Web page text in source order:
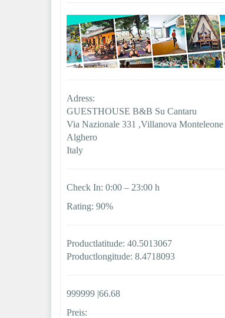
Adress:
GUESTHOUSE B&B Su Cantaru
Via Nazionale 331 ,Villanova Monteleone
Alghero
Italy
Check In: 0:00 – 23:00 h
Rating: 90%
Productlatitude: 40.5013067
Productlongitude: 8.4718093
999999 |66.68
Preis: